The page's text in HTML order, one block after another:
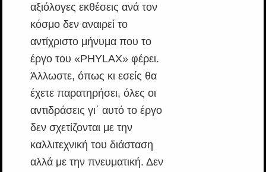
αξιόλογες εκθέσεις ανά τον
κόσμο δεν αναιρεί το
αντίχριστο μήνυμα που το
έργο του «PHYLAX» φέρει.
Άλλωστε, όπως κι εσείς θα
έχετε παρατηρήσει, όλες οι
αντιδράσεις γι΄ αυτό το έργο
δεν σχετίζονται με την
καλλιτεχνική του διάσταση
αλλά με την πνευματική. Δεν